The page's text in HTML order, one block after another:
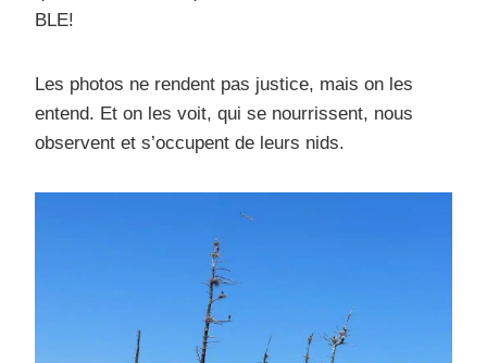
BLE!
Les photos ne rendent pas justice, mais on les
entend. Et on les voit, qui se nourrissent, nous
observent et s’occupent de leurs nids.